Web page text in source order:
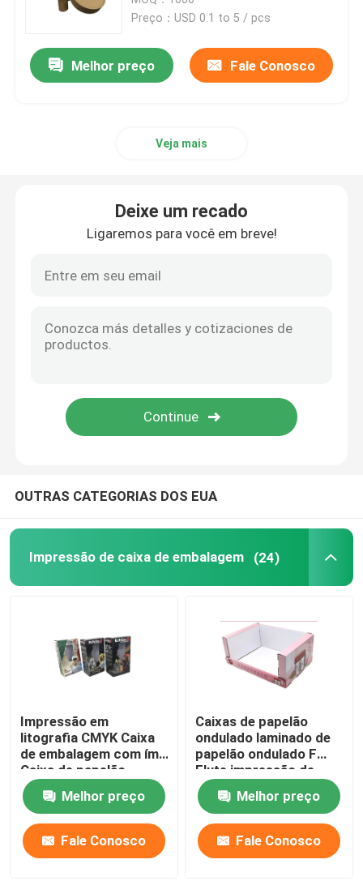
Imprimindo saco de papel
Preço：USD 0.1 to 5 / pcs
Melhor preço Fale Conosco
Veja mais
Deixe um recado
Ligaremos para você em breve!
OUTRAS CATEGORIAS DOS EUA
Impressão de caixa de embalagem (24)
Impressão em
litografia CMYK Caixa
de embalagem com ímã
Caixa de papelão
ondulado Impressão
em offsetMelhor preço
Fale Conosco
Caixas de papelão
ondulado laminado de
papelão ondulado F
Flute impressão de
caixas de papelão
ondulado laminado
Melhor preço
Fale Conosco